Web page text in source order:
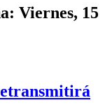
Viernes, 15